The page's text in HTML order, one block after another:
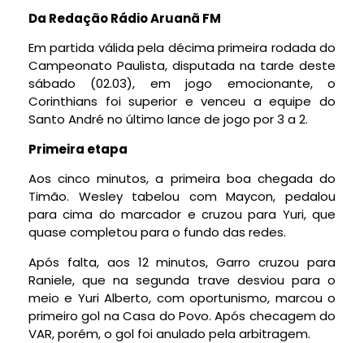
Da Redação Rádio Aruanã FM
Em partida válida pela décima primeira rodada do
Campeonato Paulista, disputada na tarde deste
sábado (02.03), em jogo emocionante, o
Corinthians foi superior e venceu a equipe do
Santo André no último lance de jogo por 3 a 2.
Primeira etapa
Aos cinco minutos, a primeira boa chegada do
Timão. Wesley tabelou com Maycon, pedalou
para cima do marcador e cruzou para Yuri, que
quase completou para o fundo das redes.
Após falta, aos 12 minutos, Garro cruzou para
Raniele, que na segunda trave desviou para o
meio e Yuri Alberto, com oportunismo, marcou o
primeiro gol na Casa do Povo. Após checagem do
VAR, porém, o gol foi anulado pela arbitragem.